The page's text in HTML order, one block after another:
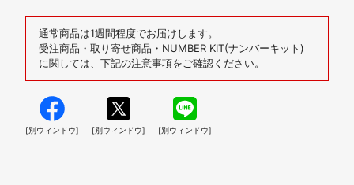
通常商品は1週間程度でお届けします。
受注商品・取り寄せ商品・NUMBER KIT(ナンバーキット)
に関しては、下記の注意事項をご確認ください。
[別ウィンドウ] [別ウィンドウ] [別ウィンドウ]